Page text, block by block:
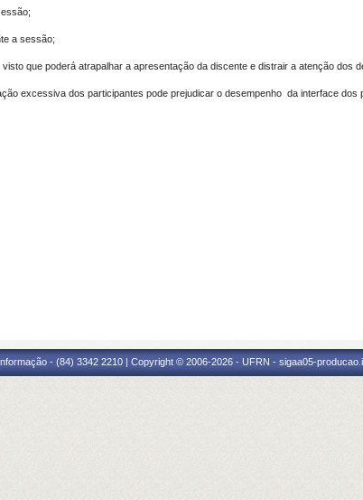
a sessão;
que poderá atrapalhar a apresentação da discente e distrair a atenção dos
excessiva dos participantes pode prejudicar o desempenho da interface dos
- (84) 3342 2210 | Copyright © 2006-2026 - UFRN - sigaa05-